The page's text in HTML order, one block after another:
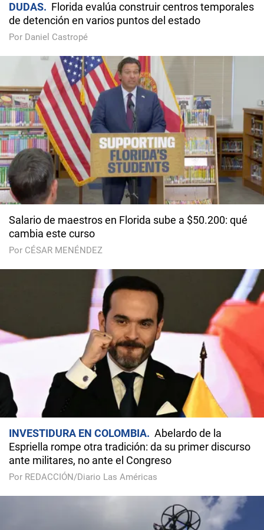
DUDAS
Florida evalúa construir centros temporales
de detención en varios puntos del estado
Por Daniel Castropé
Salario de maestros en Florida sube a $50.200: qué
cambia este curso
Por CÉSAR MENÉNDEZ
INVESTIDURA EN COLOMBIA
Abelardo de la
Espriella rompe otra tradición: da su primer discurso
ante militares, no ante el Congreso
Por REDACCIÓN/Diario Las Américas